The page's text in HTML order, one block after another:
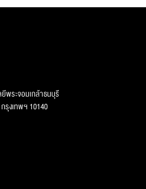
พระจอมเกล้าธนบุรี
รุงเทพฯ 10140